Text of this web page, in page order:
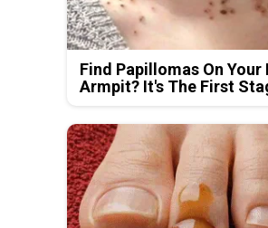
Find Papillomas On Your
Armpit? It's The First